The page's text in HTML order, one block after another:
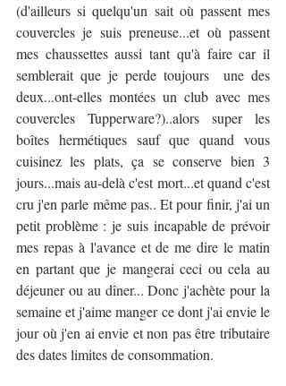
(d'ailleurs si quelqu'un sait où passent mes
couvercles je suis preneuse...et où passent
mes chaussettes aussi tant qu'à faire car il
semblerait que je perde toujours  une des
deux...ont-elles montées un club avec mes
couvercles Tupperware?)..alors super les
boîtes hermétiques sauf que quand vous
cuisinez les plats, ça se conserve bien 3
jours...mais au-delà c'est mort...et quand c'est
cru j'en parle même pas.. Et pour finir, j'ai un
petit problème : je suis incapable de prévoir
mes repas à l'avance et de me dire le matin
en partant que je mangerai ceci ou cela au
déjeuner ou au dîner... Donc j'achète pour la
semaine et j'aime manger ce dont j'ai envie le
jour où j'en ai envie et non pas être tributaire
des dates limites de consommation.